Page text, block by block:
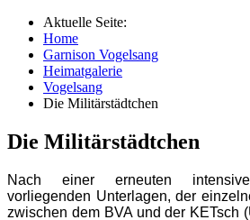
Aktuelle Seite:
Home
Garnison Vogelsang
Heimatgalerie
Vogelsang
Die Militärstädtchen
Die Militärstädtchen
Nach einer erneuten
vorliegenden Unterlagen, der
zwischen dem BVA und der KETsch